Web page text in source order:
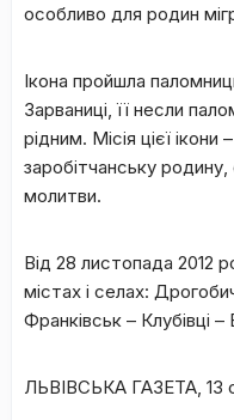
особливо для родин
Ікона пройшла
Зарваниці, її несли
рідним. Місія цієї
заробітчанську родину,
молитви.
Від 28 листопада 2012
містах і селах:
Франківськ – Клубівці
ЛЬВІВСЬКА ГАЗЕТА, 13